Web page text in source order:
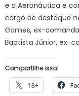
e a Aeronáutica e
cargo de destaque
Gomes, ex-
Baptista Júnior, ex-
Compartilhe isso:
18+